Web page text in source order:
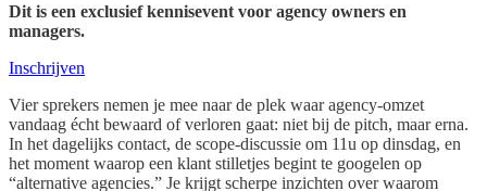
Dit is een exclusief kennisevent voor agency owners en
managers.
Inschrijven
Vier sprekers nemen je mee naar de plek waar agency-omzet
vandaag écht bewaard of verloren gaat: niet bij de pitch, maar erna.
In het dagelijks contact, de scope-discussie om 11u op dinsdag, en
het moment waarop een klant stilletjes begint te googelen op
“alternative agencies.” Je krijgt scherpe inzichten over waarom